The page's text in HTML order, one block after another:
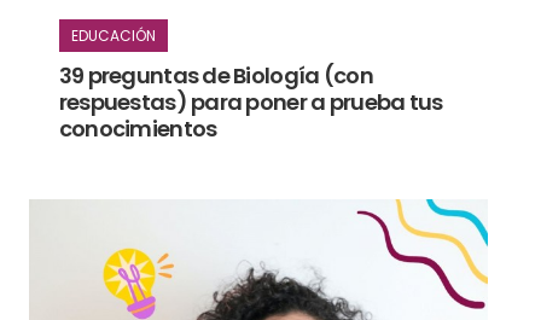
EDUCACIÓN
39 preguntas de Biología (con
respuestas) para poner a prueba tus
conocimientos